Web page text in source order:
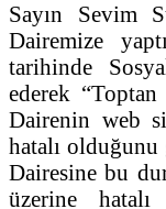
Sayın Sevim
Dairemize
tarihinde
ederek
Dairenin web
hatalı
Dairesine bu
üzerine